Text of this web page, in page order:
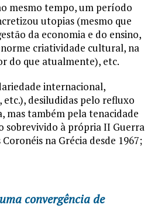
mesmo tempo, um período
utopias (mesmo que
da economia e do ensino,
criatividade cultural, na
do que atualmente), etc.
internacional,
desiludidas pelo refluxo
mas também pela tenacidade
sobrevivido à própria II Guerra
na Grécia desde 1967;
convergência de